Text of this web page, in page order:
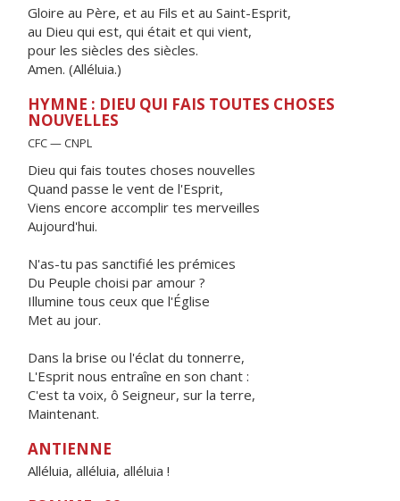
Gloire au Père, et au Fils et au Saint-Esprit,
au Dieu qui est, qui était et qui vient,
pour les siècles des siècles.
Amen. (Alléluia.)
HYMNE : DIEU QUI FAIS TOUTES CHOSES
NOUVELLES
CFC — CNPL
Dieu qui fais toutes choses nouvelles
Quand passe le vent de l'Esprit,
Viens encore accomplir tes merveilles
Aujourd'hui.
N'as-tu pas sanctifié les prémices
Du Peuple choisi par amour ?
Illumine tous ceux que l'Église
Met au jour.
Dans la brise ou l'éclat du tonnerre,
L'Esprit nous entraîne en son chant :
C'est ta voix, ô Seigneur, sur la terre,
Maintenant.
ANTIENNE
Alléluia, alléluia, alléluia !